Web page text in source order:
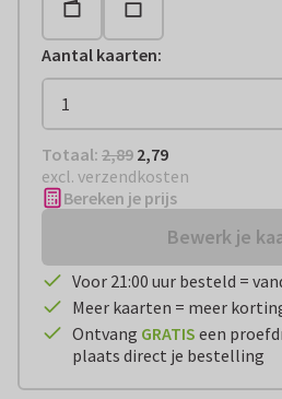
Aantal kaarten:
Totaal: € 2,79
Totaal: 2,89 2,79
excl. verzendkosten
Bereken je prijs
Bewerk je
Voor 21:00 uur besteld =
Meer kaarten = meer
Ontvang GRATIS een
plaats direct je bestelling